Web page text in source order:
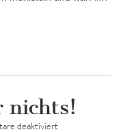
nichts!
deaktiviert